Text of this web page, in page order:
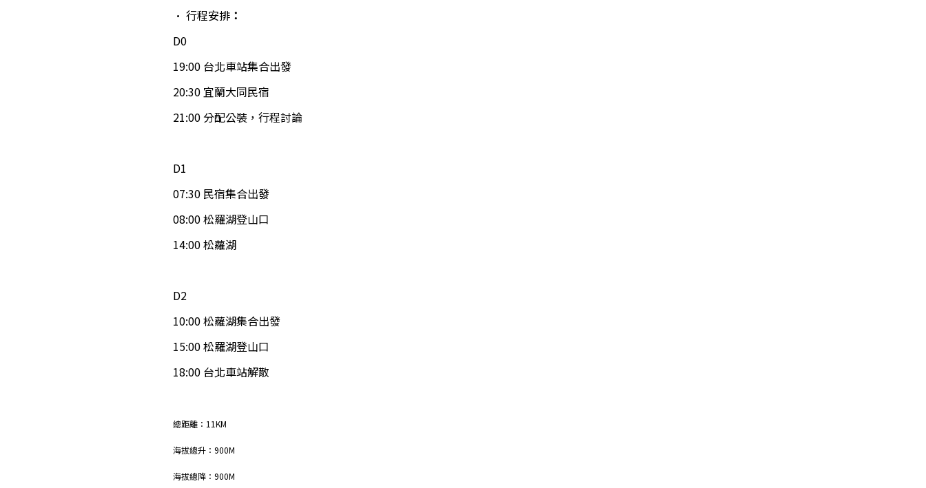
・ 行程安排：
D0
19:00 台北車站集合出發
20:30 宜蘭大同民宿
21:00 分配公裝，行程討論
D1
07:30 民宿集合出發
08:00 松羅湖登山口
14:00 松蘿湖
D2
10:00 松蘿湖集合出發
15:00 松羅湖登山口
18:00 台北車站解散
總距離：11KM
海拔總升：900M
海拔總降：900M